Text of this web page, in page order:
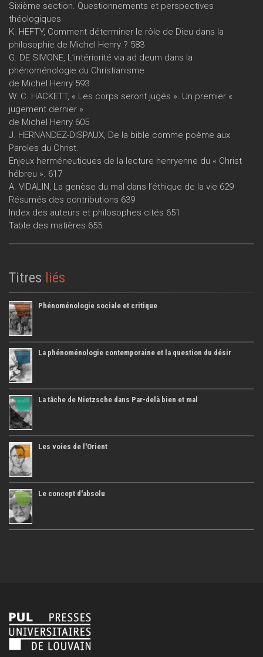
Sixième section. Questionnements et perspectives
théologiques
K. HEFTY, Comment déterminer le rôle de Dieu dans la
philosophie de Michel Henry ? 583
G. DE SIMONE, L’intériorité via ad deum dans la
phénoménologie du Christianisme
de Michel Henry 593
W. C. HACKETT, « Les corps seront jugés ». Un premier «
jugement dernier »
de Michel Henry 605
J. HERNANDEZ-DISPAUX, De la bible comme poème aux
Paroles du Christ.
Enjeux herméneutiques de la lecture henryenne du « Christ
hébreu ». 617
A. VIDALIN, La genèse du mal dans l’éthique de la vie 629
Résumés des contributions 639
Index des auteurs et philosophes cités 651
Table des matières 655
Titres liés
Phénoménologie sociale et critique
La phénoménologie contemporaine et la question du désir
La tâche de Nietzsche dans Par-delà bien et mal
Les voies de l'Orient
Le concept d'absolu